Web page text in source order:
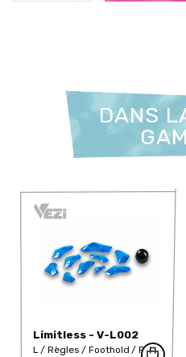
DANS
Limitless - V-L002
L Règles Foothold
PU